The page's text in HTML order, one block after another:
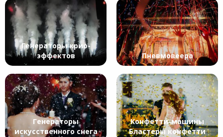
Генераторы крио-
эффектов
Пневмовеера
Генераторы
искусственного снега
Конфетти-машины
Бластеры конфетти